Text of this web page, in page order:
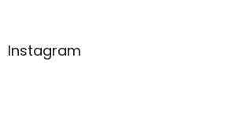
Instagram